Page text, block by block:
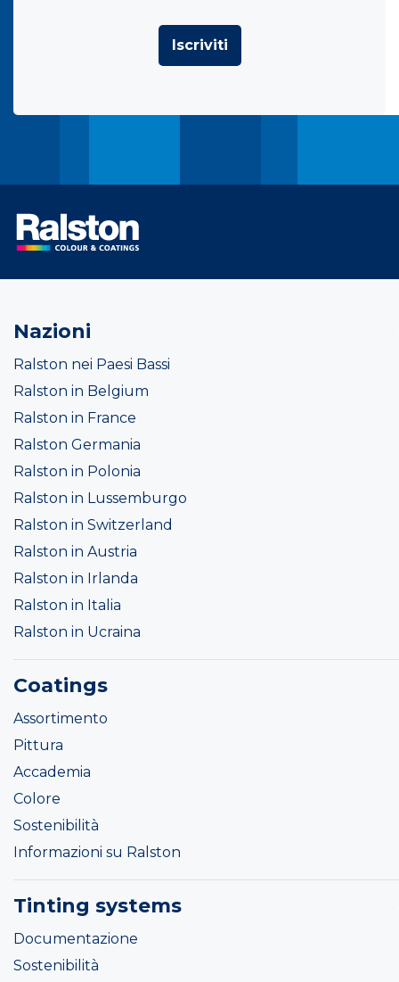
Iscriviti
Nazioni
Ralston nei Paesi Bassi
Ralston in Belgium
Ralston in France
Ralston Germania
Ralston in Polonia
Ralston in Lussemburgo
Ralston in Switzerland
Ralston in Austria
Ralston in Irlanda
Ralston in Italia
Ralston in Ucraina
Coatings
Assortimento
Pittura
Accademia
Colore
Sostenibilità
Informazioni su Ralston
Tinting systems
Documentazione
Sostenibilità